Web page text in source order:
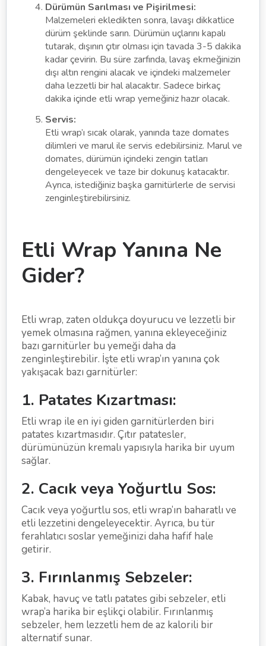
Dürümün Sarılması ve Pişirilmesi:
Malzemeleri ekledikten sonra, lavaşı dikkatlice
dürüm şeklinde sarın. Dürümün uçlarını kapalı
tutarak, dışının çıtır olması için tavada 3-5 dakika
kadar çevirin. Bu süre zarfında, lavaş ekmeğinizin
dışı altın rengini alacak ve içindeki malzemeler
daha lezzetli bir hal alacaktır. Sadece birkaç
dakika içinde etli wrap yemeğiniz hazır olacak.
Servis:
Etli wrap’ı sıcak olarak, yanında taze domates
dilimleri ve marul ile servis edebilirsiniz. Marul ve
domates, dürümün içindeki zengin tatları
dengeleyecek ve taze bir dokunuş katacaktır.
Ayrıca, istediğiniz başka garnitürlerle de servisi
zenginleştirebilirsiniz.
Etli Wrap Yanına Ne
Gider?
Etli wrap, zaten oldukça doyurucu ve lezzetli bir
yemek olmasına rağmen, yanına ekleyeceğiniz
bazı garnitürler bu yemeği daha da
zenginleştirebilir. İşte etli wrap’ın yanına çok
yakışacak bazı garnitürler:
1. Patates Kızartması:
Etli wrap ile en iyi giden garnitürlerden biri
patates kızartmasıdır. Çıtır patatesler,
dürümünüzün kremalı yapısıyla harika bir uyum
sağlar.
2. Cacık veya Yoğurtlu Sos:
Cacık veya yoğurtlu sos, etli wrap’ın baharatlı ve
etli lezzetini dengeleyecektir. Ayrıca, bu tür
ferahlatıcı soslar yemeğinizi daha hafif hale
getirir.
3. Fırınlanmış Sebzeler:
Kabak, havuç ve tatlı patates gibi sebzeler, etli
wrap’a harika bir eşlikçi olabilir. Fırınlanmış
sebzeler, hem lezzetli hem de az kalorili bir
alternatif sunar.